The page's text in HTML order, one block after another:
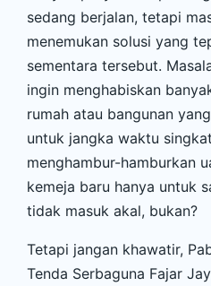
sedang berjalan, tetapi
menemukan solusi yang
sementara tersebut.
ingin menghabiskan
rumah atau bangunan
untuk jangka waktu
menghambur-hamburkan
kemeja baru hanya untuk
tidak masuk akal, bukan?
Tetapi jangan khawatir,
Tenda Serbaguna Fajar